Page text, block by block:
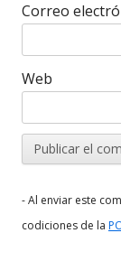
Correo
Web
- Al enviar este
codiciones de la